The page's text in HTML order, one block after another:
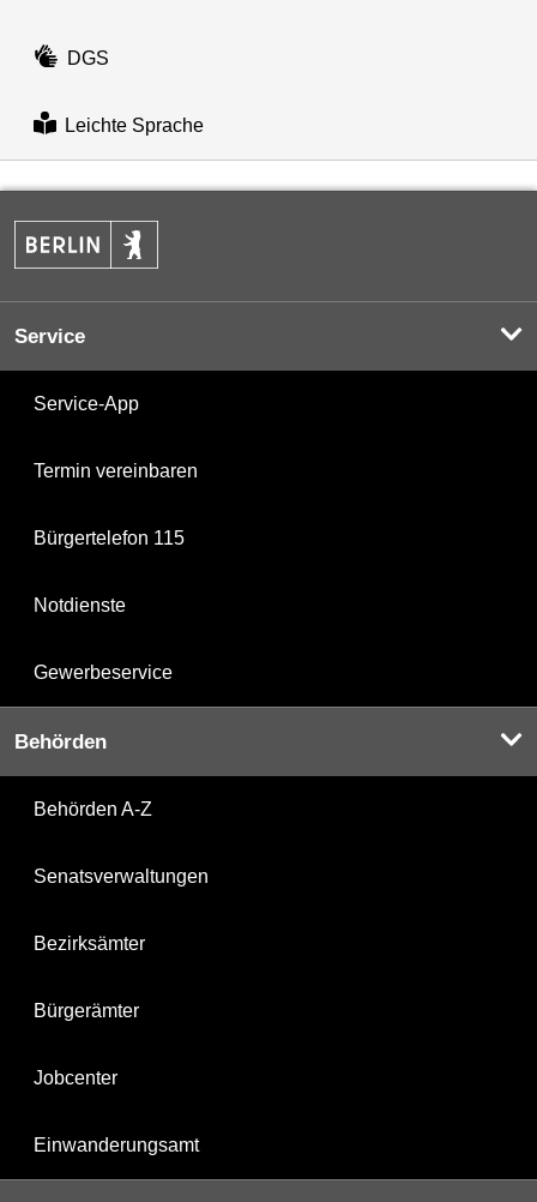
DGS
Leichte Sprache
Service
Service-App
Termin vereinbaren
Bürgertelefon 115
Notdienste
Gewerbeservice
Behörden
Behörden A-Z
Senatsverwaltungen
Bezirksämter
Bürgerämter
Jobcenter
Einwanderungsamt